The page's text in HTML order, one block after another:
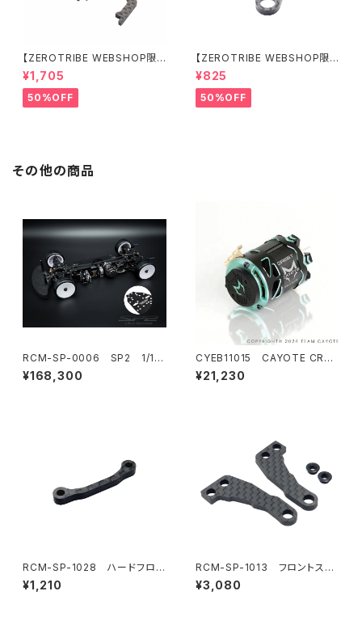
【ZEROTRIBE WEBSHOP限
定価格】RCM-BD11-TSE カ
ーボンツィーク スティックエンド
プレートセット YOKOMO BD11
用
¥1,705
50%OFF
【ZEROTRIBE WEBSHOP限
定価格】RCM-HRP-ZX-BD10
LCE Horizontalリアポストボ
ディマウンティングエクステンシ
ョンプレート Yokomo BD10L
¥825
50%OFF
その他の商品
RCM-SP-0006 SP2 1/10
電動オンロードツーリングカ
ー 1.5mmアルミシャーシ仕様
¥168,300
CYEB11015 CAYOTE CRES
T Modi 8.0T センサードブラ
シレス モディファイドモーター
¥21,230
RCM-SP-1028 ハードフロン
トバルクヘッドフレックスブレー
ス(オプション)
¥1,210
RCM-SP-1013 フロントステ
アリングアーム（2）
¥3,080